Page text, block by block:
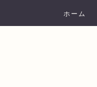
ホーム